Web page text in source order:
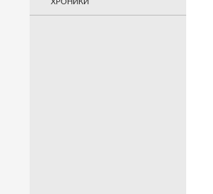
ХРОНИКИ